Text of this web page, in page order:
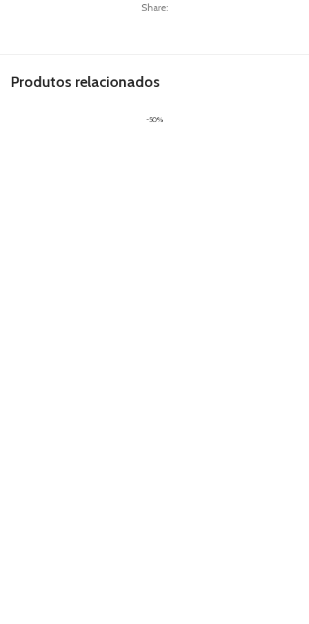
Share:
Produtos relacionados
-50%